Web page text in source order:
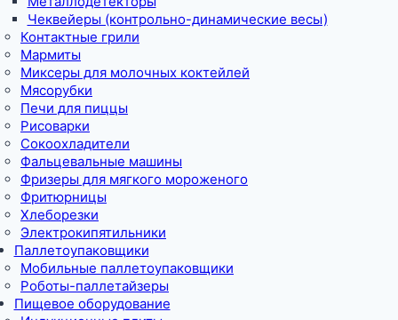
Чеквейеры (контрольно-динамические весы)
Контактные грили
Мармиты
Миксеры для молочных коктейлей
Мясорубки
Печи для пиццы
Рисоварки
Сокоохладители
Фальцевальные машины
Фризеры для мягкого мороженого
Фритюрницы
Хлеборезки
Электрокипятильники
Паллетоупаковщики
Мобильные паллетоупаковщики
Роботы-паллетайзеры
Пищевое оборудование